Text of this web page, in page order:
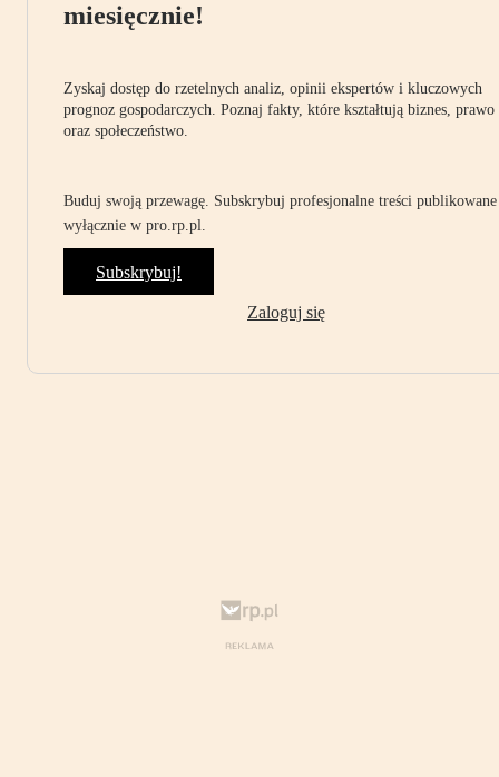
miesięcznie!
Zyskaj dostęp do rzetelnych analiz, opinii ekspertów i kluczowych
prognoz gospodarczych. Poznaj fakty, które kształtują biznes, prawo
oraz społeczeństwo.
Buduj swoją przewagę. Subskrybuj profesjonalne treści publikowane
wyłącznie w pro.rp.pl.
Subskrybuj!
Zaloguj się